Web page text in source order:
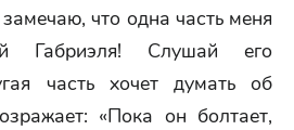
что одна часть меня
Габриэля! Слушай его
часть хочет думать об
«Пока он болтает,